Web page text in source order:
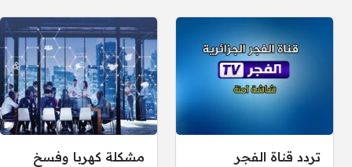
تردد قناة الفجر مشكلة كهربا وفسخ